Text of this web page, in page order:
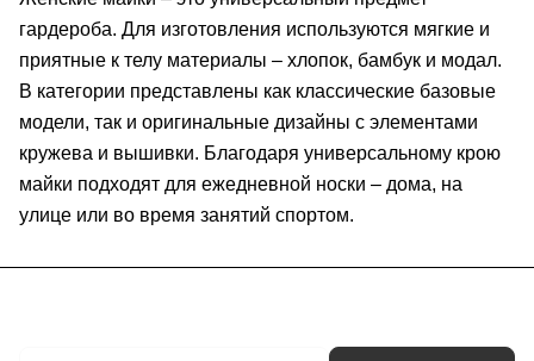
гардероба. Для изготовления используются мягкие и
приятные к телу материалы – хлопок, бамбук и модал.
В категории представлены как классические базовые
модели, так и оригинальные дизайны с элементами
кружева и вышивки. Благодаря универсальному крою
майки подходят для ежедневной носки – дома, на
улице или во время занятий спортом.